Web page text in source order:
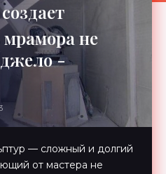
не
-
— сложный и долгий
от мастера не